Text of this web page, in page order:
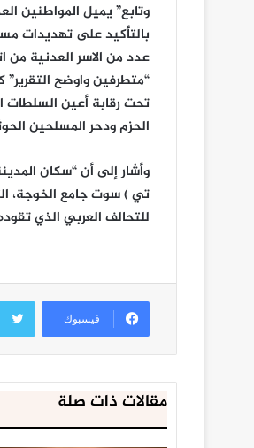
وتابع” يميل المواطنين
بالتأكيد على تهديدات
عدد من الاسر العدنية من
“متطرفين واوضح
تحت رقابة أعين السلطات
الحزم ودحر المسلحين
تي ) سوت جامع الخوجة،
للتحالف العربي الذي
فيسبوك
مقالات ذات صلة